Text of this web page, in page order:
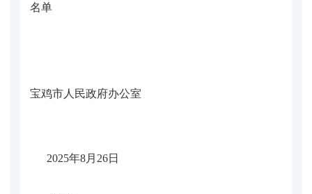
名单
宝鸡市人民政府办公室
2025年8月26日